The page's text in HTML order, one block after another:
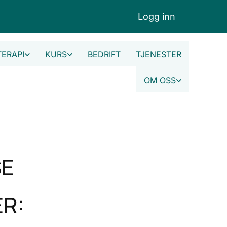
Logg inn
KURS BEDRIFT TJENESTER
OM OSS